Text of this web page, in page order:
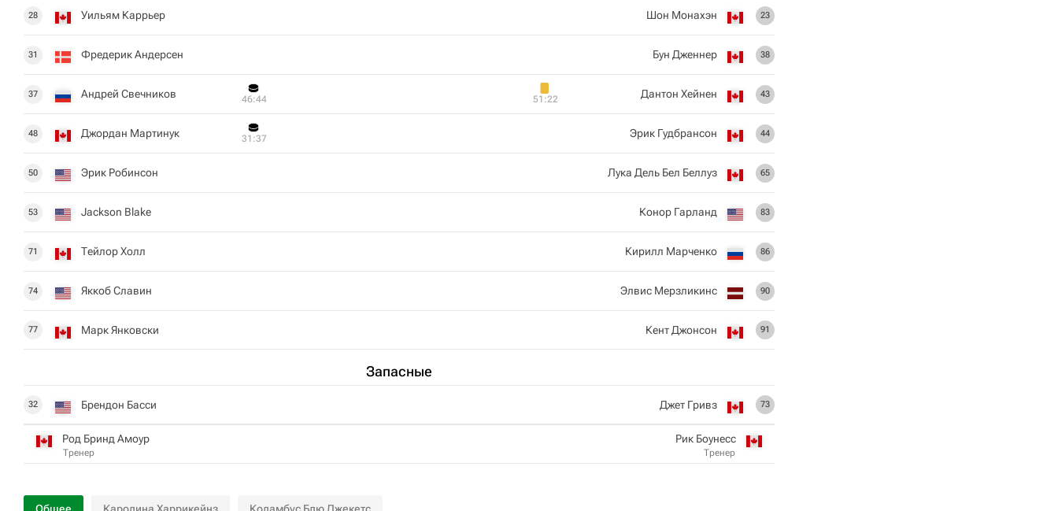
28 Уильям Каррьер
31 Фредерик Андерсен
37 Андрей Свечников 46:44
48 Джордан Мартинук 31:37
50 Эрик Робинсон
53 Jackson Blake
71 Тейлор Холл
74 Яккоб Славин
77 Марк Янковски
Запасные
32 Брендон Басси
Род Бринд Амоур
Тренер
23
Шон Монахэн
38
Бун Дженнер
43
Дантон Хейнен
51:22
44
Эрик Гудбрансон
65
Лука Дель Бел Беллуз
83
Конор Гарланд
86
Кирилл Марченко
90
Элвис Мерзликинс
91
Кент Джонсон
73
Джет Гривз
Рик Боунесс
Тренер